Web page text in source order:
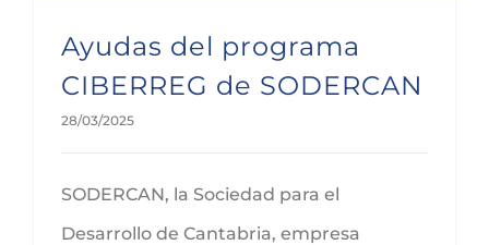
Ayudas del programa
CIBERREG de SODERCAN
28/03/2025
SODERCAN, la Sociedad para el
Desarrollo de Cantabria, empresa